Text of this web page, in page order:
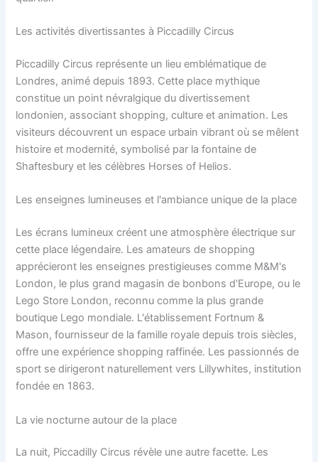
Les activités divertissantes à Piccadilly Circus
Piccadilly Circus représente un lieu emblématique de
Londres, animé depuis 1893. Cette place mythique
constitue un point névralgique du divertissement
londonien, associant shopping, culture et animation. Les
visiteurs découvrent un espace urbain vibrant où se mêlent
histoire et modernité, symbolisé par la fontaine de
Shaftesbury et les célèbres Horses of Helios.
Les enseignes lumineuses et l'ambiance unique de la place
Les écrans lumineux créent une atmosphère électrique sur
cette place légendaire. Les amateurs de shopping
apprécieront les enseignes prestigieuses comme M&M's
London, le plus grand magasin de bonbons d'Europe, ou le
Lego Store London, reconnu comme la plus grande
boutique Lego mondiale. L'établissement Fortnum &
Mason, fournisseur de la famille royale depuis trois siècles,
offre une expérience shopping raffinée. Les passionnés de
sport se dirigeront naturellement vers Lillywhites, institution
fondée en 1863.
La vie nocturne autour de la place
La nuit, Piccadilly Circus révèle une autre facette. Les